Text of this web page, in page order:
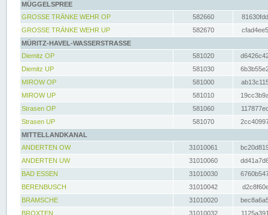
MÜGGELSPREE
GROSSE TRÄNKE WEHR OP
582660
GROSSE TRÄNKE WEHR UP
582670
MÜRITZ-HAVEL-WASSERSTRASSE
Diemitz OP
581020
Diemitz UP
581030
MIROW OP
581000
MIROW UP
581010
Strasen OP
581060
Strasen UP
581070
MITTELLANDKANAL
ANDERTEN OW
31010061
ANDERTEN UW
31010060
BAD ESSEN
31010030
BERENBUSCH
31010042
BRAMSCHE
31010020
BROXTEN
31010032